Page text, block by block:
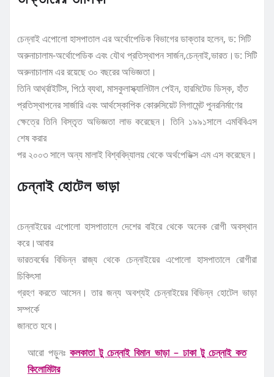
চেন্নাই এপোলো হাসপাতাল এর অর্থোপেডিক বিভাগের ডাক্তার হলেন, ড: সিটি
অরুনাচালাম-অর্থোপেডিক এবং যৌথ প্রতিস্থাপন সার্জন,চেন্নাই,ভারত।ড: সিটি
অরুনাচালাম এর রয়েছে ৩০ বছরের অভিজ্ঞতা।
তিনি আর্থ্রাইটিস, পিঠে ব্যথা, মাসকুলাস্ক্যালিটাল পেইন, হারমিটেড ডিস্ক, হাঁত
প্রতিস্থাপনের সার্জারি এবং আর্থস্কোপিক কোরুসিয়েট লিগামেন্ট পুনরনির্মাণের
ক্ষেত্রে তিনি বিস্তৃত অভিজ্ঞতা লাভ করেছেন। তিনি ১৯৯১সালে এমবিবিএস
শেষ করার
পর ২০০৩ সালে অন্য মালাই বিশ্ববিদ্যালয় থেকে অর্থপেডিক্স এম এস করেছেন।
চেন্নাই হোটেল ভাড়া
চেন্নাইয়ের এপোলো হাসপাতালে দেশের বাইরে থেকে অনেক রোগী অবস্থান
করে।আবার
ভারতবর্ষের বিভিন্ন রাজ্য থেকে চেন্নাইয়ের এপোলো হাসপাতালে রোগীরা
চিকিৎসা
গ্রহণ করতে আসেন। তার জন্য অবশ্যই চেন্নাইয়ের বিভিন্ন হোটেল ভাড়া
সম্পর্কে
জানতে হবে।
আরো পড়ুনঃকলকাতা টু চেন্নাই বিমান ভাড়া – ঢাকা টু চেন্নাই কত
কিলোমিটার